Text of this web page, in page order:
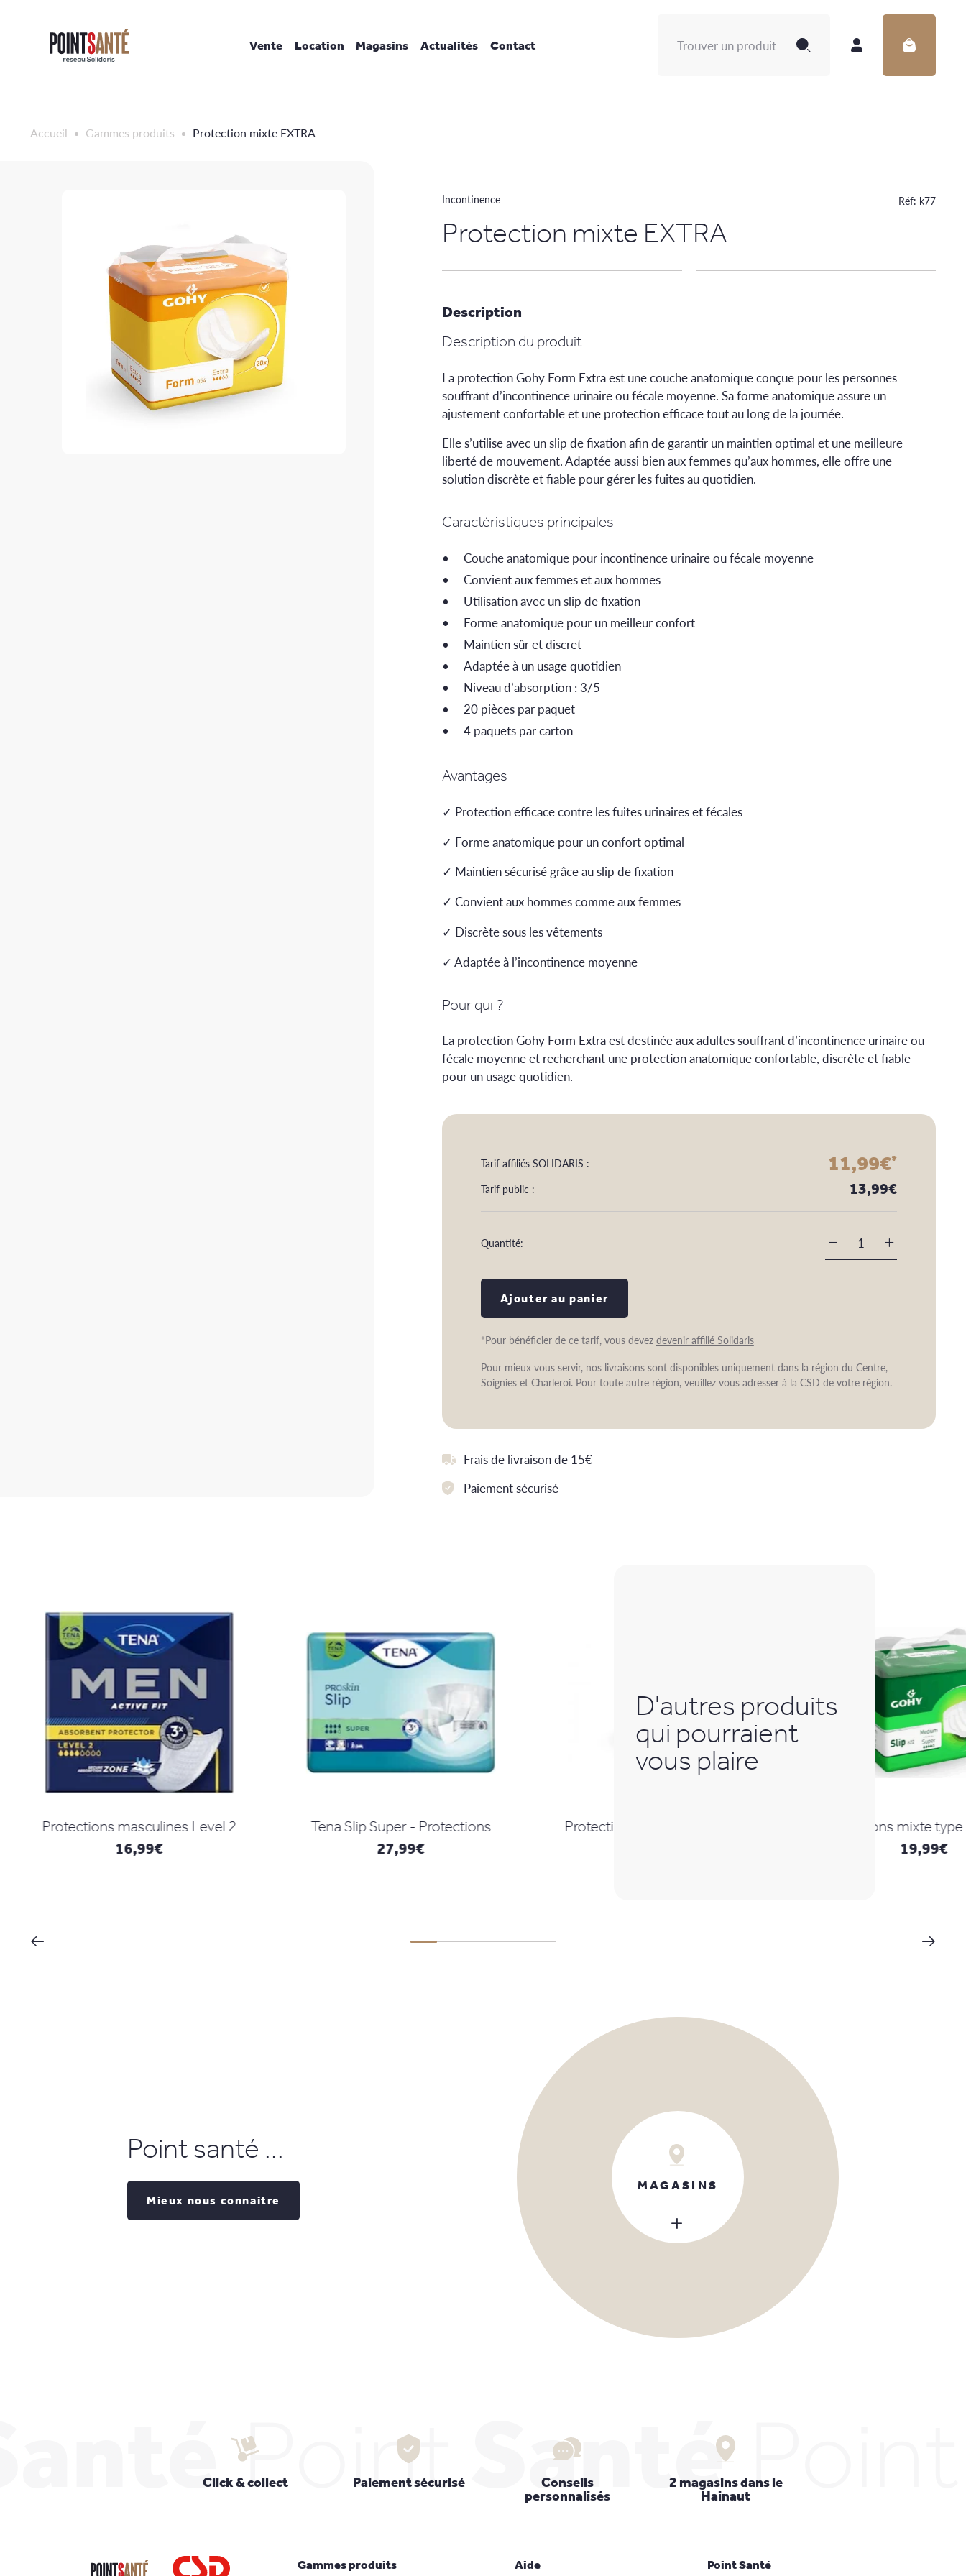
Vente Location Magasins Actualités Contact Rechercher :
Accueil Gammes produits Protection mixte EXTRA
Incontinence Réf: k77
Protection mixte EXTRA
Description
Description du produit
La protection Gohy Form Extra est une couche anatomique conçue pour les personnes
souffrant d’incontinence urinaire ou fécale moyenne. Sa forme anatomique assure un
ajustement confortable et une protection efficace tout au long de la journée.
Elle s’utilise avec un slip de fixation afin de garantir un maintien optimal et une meilleure
liberté de mouvement. Adaptée aussi bien aux femmes qu’aux hommes, elle offre une
solution discrète et fiable pour gérer les fuites au quotidien.
Caractéristiques principales
Couche anatomique pour incontinence urinaire ou fécale moyenne
Convient aux femmes et aux hommes
Utilisation avec un slip de fixation
Forme anatomique pour un meilleur confort
Maintien sûr et discret
Adaptée à un usage quotidien
Niveau d’absorption : 3/5
20 pièces par paquet
4 paquets par carton
Avantages
✓ Protection efficace contre les fuites urinaires et fécales
✓ Forme anatomique pour un confort optimal
✓ Maintien sécurisé grâce au slip de fixation
✓ Convient aux hommes comme aux femmes
✓ Discrète sous les vêtements
✓ Adaptée à l’incontinence moyenne
Pour qui ?
La protection Gohy Form Extra est destinée aux adultes souffrant d’incontinence urinaire ou
fécale moyenne et recherchant une protection anatomique confortable, discrète et fiable
pour un usage quotidien.
Tarif affiliés SOLIDARIS : 11,99€*
Tarif public : 13,99€
Quantité: +
-
Ajouter au panier
*Pour bénéficier de ce tarif, vous devez devenir affilié Solidaris
Pour mieux vous servir, nos livraisons sont disponibles uniquement dans la région du Centre,
Soignies et Charleroi. Pour toute autre région, veuillez vous adresser à la CSD de votre région.
Frais de livraison de 15€
Paiement sécurisé
D'autres produits
qui pourraient
vous plaire
Level 2
Tena Slip Super - Protections
Protections mixtes type culotte
Point santé ...
Mieux nous connaitre
MAGASINS
Point Santé
Click & collect Paiement sécurisé
Conseils
personnalisés
2 magasins dans le
Hainaut
Gammes produits Aide Point Santé